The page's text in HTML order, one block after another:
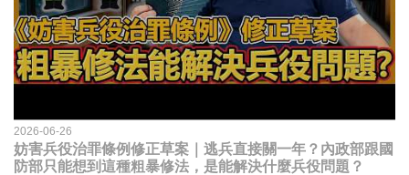
2026-06-26
妨害兵役治罪條例修正草案｜逃兵直接關一年？內政部跟國
防部只能想到這種粗暴修法，是能解決什麼兵役問題？